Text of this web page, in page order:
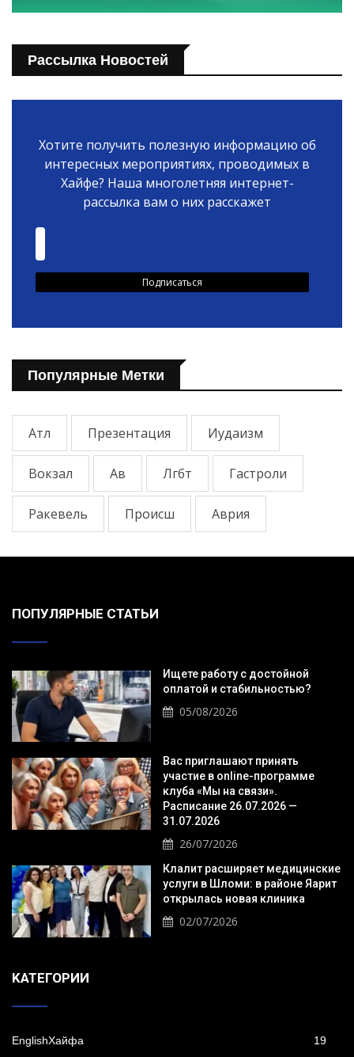
Рассылка Новостей
Хотите получить полезную информацию об
интересных мероприятиях, проводимых в
Хайфе? Наша многолетняя интернет-
рассылка вам о них расскажет
Популярные Метки
Атл Презентация Иудаизм
Вокзал Ав Лгбт Гастроли
Ракевель Происш Аврия
ПОПУЛЯРНЫЕ СТАТЬИ
Ищете работу с достойной
оплатой и стабильностью?
05/08/2026
Вас приглашают принять
участие в online-программе
клуба «Мы на связи».
Расписание 26.07.2026 —
31.07.2026
26/07/2026
Клалит расширяет медицинские
услуги в Шломи: в районе Яарит
открылась новая клиника
02/07/2026
KАТЕГОРИИ
EnglishХайфа 19